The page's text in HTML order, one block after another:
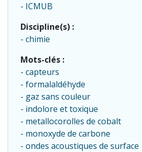
ICMUB
Discipline(s) :
chimie
Mots-clés :
capteurs
formalaldéhyde
gaz sans couleur
indolore et toxique
metallocorolles de cobalt
monoxyde de carbone
ondes acoustiques de surface